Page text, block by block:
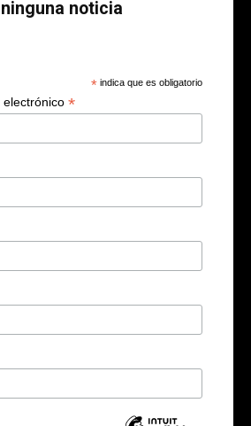
noticia
* indica que es obligatorio
electrónico *